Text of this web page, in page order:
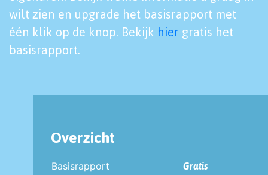
wilt zien en upgrade het basisrapport met
één klik op de knop. Bekijk hier gratis het
basisrapport.
Overzicht
Basisrapport
Gratis